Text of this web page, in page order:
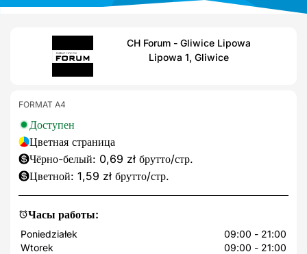
CH Forum - Gliwice Lipowa
Lipowa 1, Gliwice
Часы работы:
Poniedziałek
09:00 - 21:00
Wtorek
09:00 - 21:00
FORMAT A4
Доступен
Цветная страница
Чёрно-белый: 0,69 zł брутто/стр.
Цветной: 1,59 zł брутто/стр.